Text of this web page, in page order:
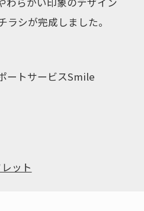
ラシが完成しました。
ートサービスSmile
ット